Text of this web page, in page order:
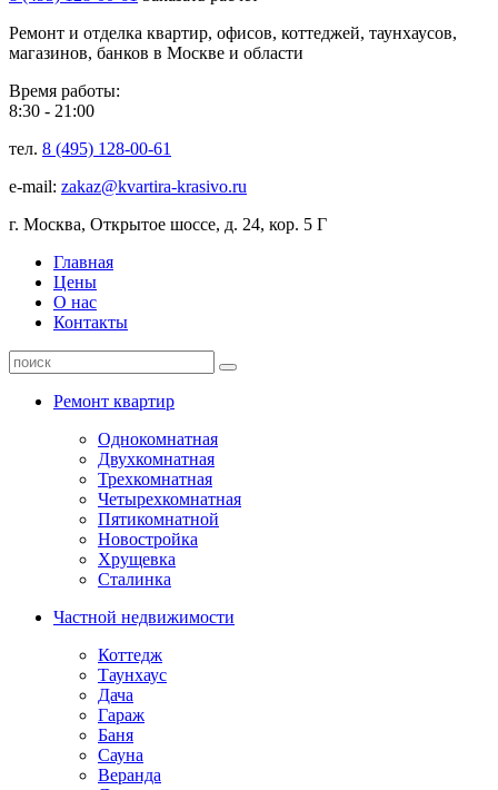
Ремонт и отделка квартир, офисов, коттеджей, таунхаусов,
магазинов, банков в Москве и области
Время работы:
8:30 - 21:00
тел. 8 (495) 128-00-61
e-mail: zakaz@kvartira-krasivo.ru
г. Москва, Открытое шоссе, д. 24, кор. 5 Г
Главная
Цены
О нас
Контакты
Ремонт квартир
Однокомнатная
Двухкомнатная
Трехкомнатная
Четырехкомнатная
Пятикомнатной
Новостройка
Хрущевка
Сталинка
Частной недвижимости
Коттедж
Таунхаус
Дача
Гараж
Баня
Сауна
Веранда